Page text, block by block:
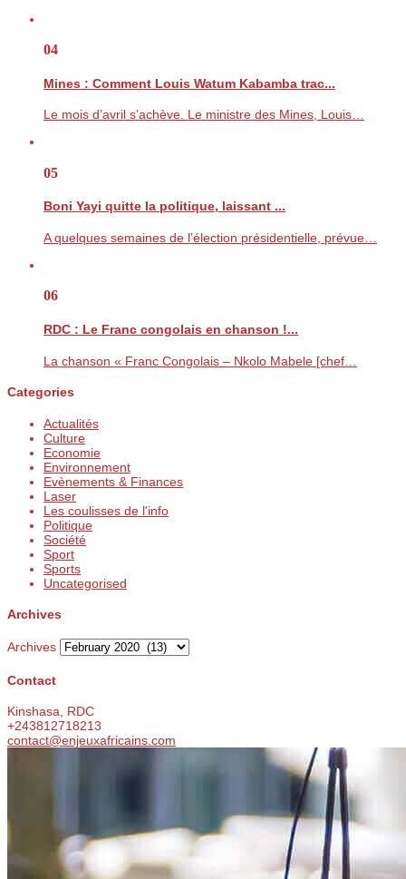
04
Mines : Comment Louis Watum Kabamba trac...
Le mois d’avril s’achève. Le ministre des Mines, Louis…
05
Boni Yayi quitte la politique, laissant ...
A quelques semaines de l’élection présidentielle, prévue…
06
RDC : Le Franc congolais en chanson !...
La chanson « Franc Congolais – Nkolo Mabele [chef…
Categories
Actualités
Culture
Economie
Environnement
Evènements & Finances
Laser
Les coulisses de l'info
Politique
Société
Sport
Sports
Uncategorised
Archives
Archives
Contact
Kinshasa, RDC
+243812718213
contact@enjeuxafricains.com